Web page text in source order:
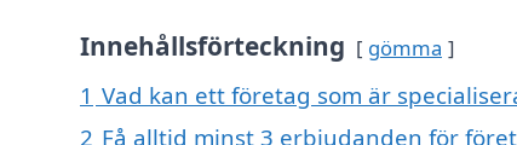
Innehållsförteckning gömma
1 Vad kan ett företag som är
2 Få alltid minst 3 erbjudanden för